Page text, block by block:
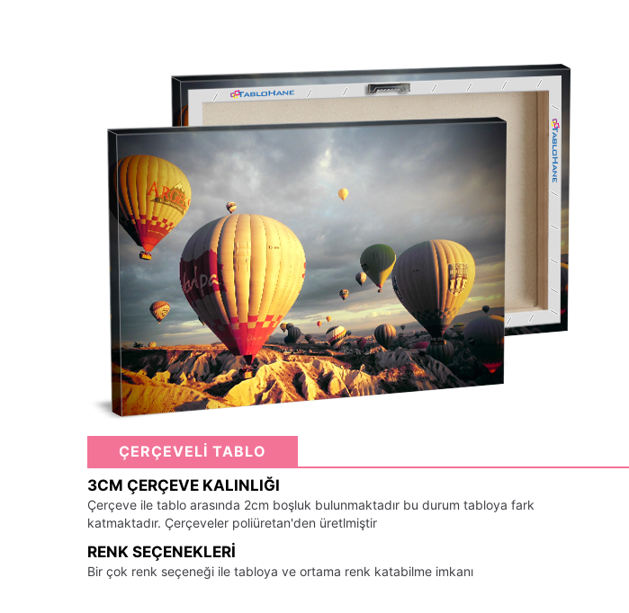
ÇERÇEVELİ TABLO
3CM ÇERÇEVE KALINLIĞI
Çerçeve ile tablo arasında 2cm boşluk bulunmaktadır bu durum tabloya fark
katmaktadır. Çerçeveler poliüretan'den üretlmiştir
RENK SEÇENEKLERI
Bir çok renk seçeneği ile tabloya ve ortama renk katabilme imkanı